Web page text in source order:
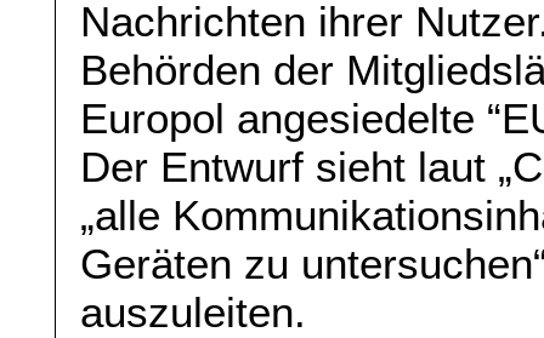
Nachrichten ihrer
Behörden der
Europol angesiedelte
Der Entwurf sieht laut
„alle
Geräten zu
auszuleiten.